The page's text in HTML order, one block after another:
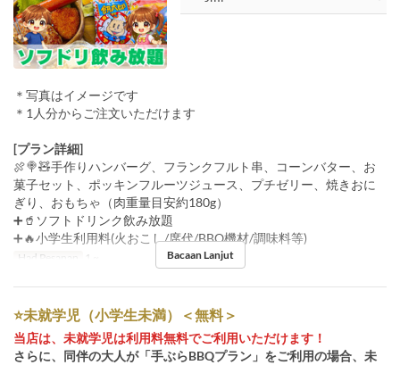
＊写真はイメージです
＊1人分からご注文いただけます
[プラン詳細]
🍖🍭🧸手作りハンバーグ、フランクフルト串、コーンバター、お
菓子セット、ポッキンフルーツジュース、プチゼリー、焼きおに
ぎり、おもちゃ（肉重量目安約180g）
➕🥤ソフトドリンク飲み放題
➕🔥小学生利用料(火おこし/席代/BBQ機材/調味料等)
Had Pesanan 1 ~ Bacaan Lanjut
⭐️未就学児（小学生未満）＜無料＞
当店は、未就学児は利用料無料でご利用いただけます！
さらに、同伴の大人が「手ぶらBBQプラン」をご利用の場合、未